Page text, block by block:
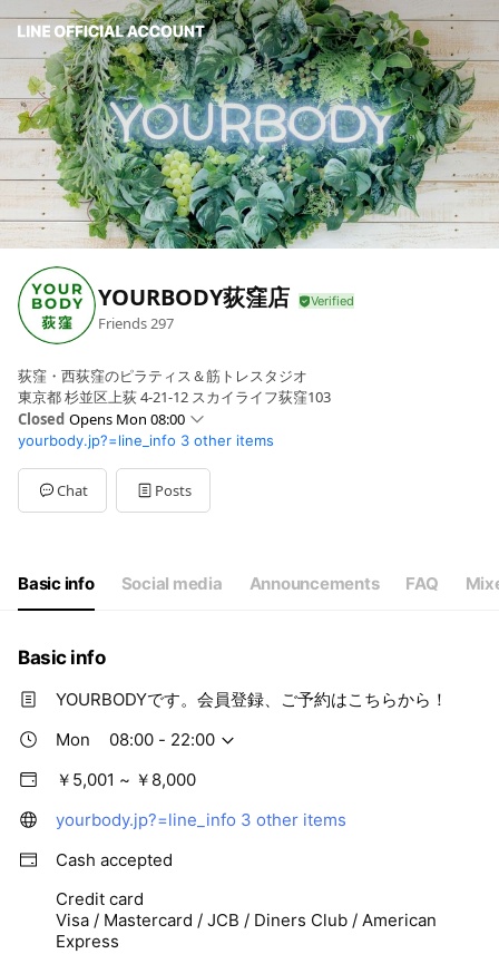
YOURBODY荻窪店
Friends297
荻窪・西荻窪のピラティス＆筋トレスタジオ
東京都 杉並区上荻 4-21-12 スカイライフ荻窪103
Closed Opens Mon 08:00
Sun08:00 - 22:00
Mon08:00 - 22:00
Tue08:00 - 22:00
Wed08:00 - 22:00
08:00 - 22:00
yourbody.jp?=line_info 3 other items
Chat Posts
Basic info Social media Announcements FAQ
Basic info
YOURBODYです。会員登録、ご予約はこちらから！
Mon
08:00 - 22:00
￥5,001 ~ ￥8,000
yourbody.jp?=line_info 3 other items
Cash accepted
Credit card
Visa / Mastercard / JCB / Diners Club / American
Express